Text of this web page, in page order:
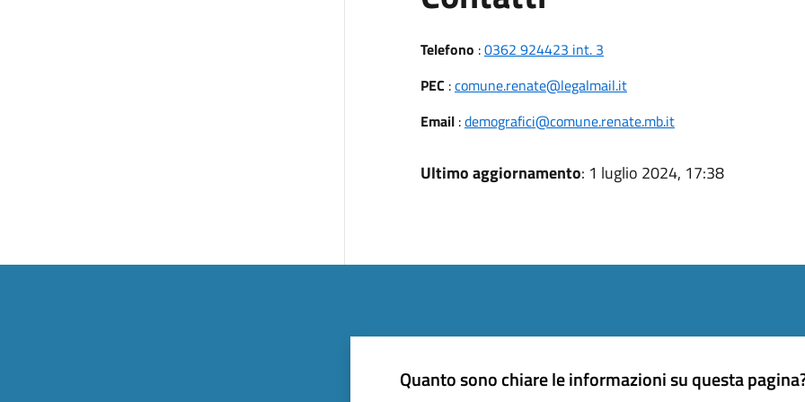
Telefono :0362 924423 int. 3
PEC :comune.renate@legalmail.it
Email:demografici@comune.renate.mb.it
Ultimo aggiornamento: 1 luglio 2024, 17:38
Quanto sono chiare le informazioni su questa